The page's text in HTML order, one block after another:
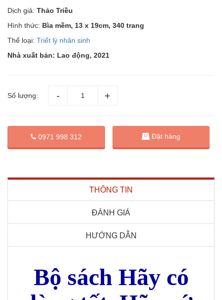
Dịch giả: Thảo Triều
Hình thức: Bìa mềm, 13 x 19cm, 340 trang
Thể loại: Triết lý nhân sinh
Nhà xuất bản: Lao động, 2021
Số lượng:
0971 998 312 Đặt hàng
THÔNG TIN
ĐÁNH GIÁ
HƯỚNG DẪN
Bộ sách Hãy có